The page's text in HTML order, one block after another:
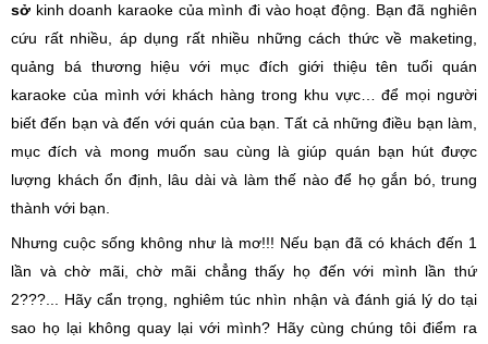
sở kinh doanh karaoke của mình đi vào hoạt động. Bạn đã nghiên
cứu rất nhiều, áp dụng rất nhiều những cách thức về maketing,
quảng bá thương hiệu với mục đích giới thiệu tên tuổi quán
karaoke của mình với khách hàng trong khu vực… để mọi người
biết đến bạn và đến với quán của bạn. Tất cả những điều bạn làm,
mục đích và mong muốn sau cùng là giúp quán bạn hút được
lượng khách ổn định, lâu dài và làm thế nào để họ gắn bó, trung
thành với bạn.
Nhưng cuộc sống không như là mơ!!! Nếu bạn đã có khách đến 1
lần và chờ mãi, chờ mãi chẳng thấy họ đến với mình lần thứ
2???... Hãy cẩn trọng, nghiêm túc nhìn nhận và đánh giá lý do tại
sao họ lại không quay lại với mình? Hãy cùng chúng tôi điểm ra